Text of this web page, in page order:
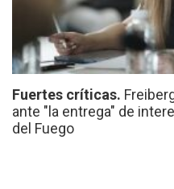
Fuertes críticas.
ante "la entrega" de
del Fuego